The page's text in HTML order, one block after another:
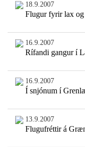
18.9.2007
Flugur fyrir lax
16.9.2007
Rífandi gangur í
16.9.2007
Í snjónum í
13.9.2007
Flugufréttir á